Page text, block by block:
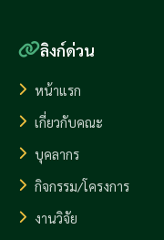
ลิงก์ด่วน
หน้าแรก
เกี่ยวกับคณะ
บุคลากร
กิจกรรม/โครงการ
งานวิจัย